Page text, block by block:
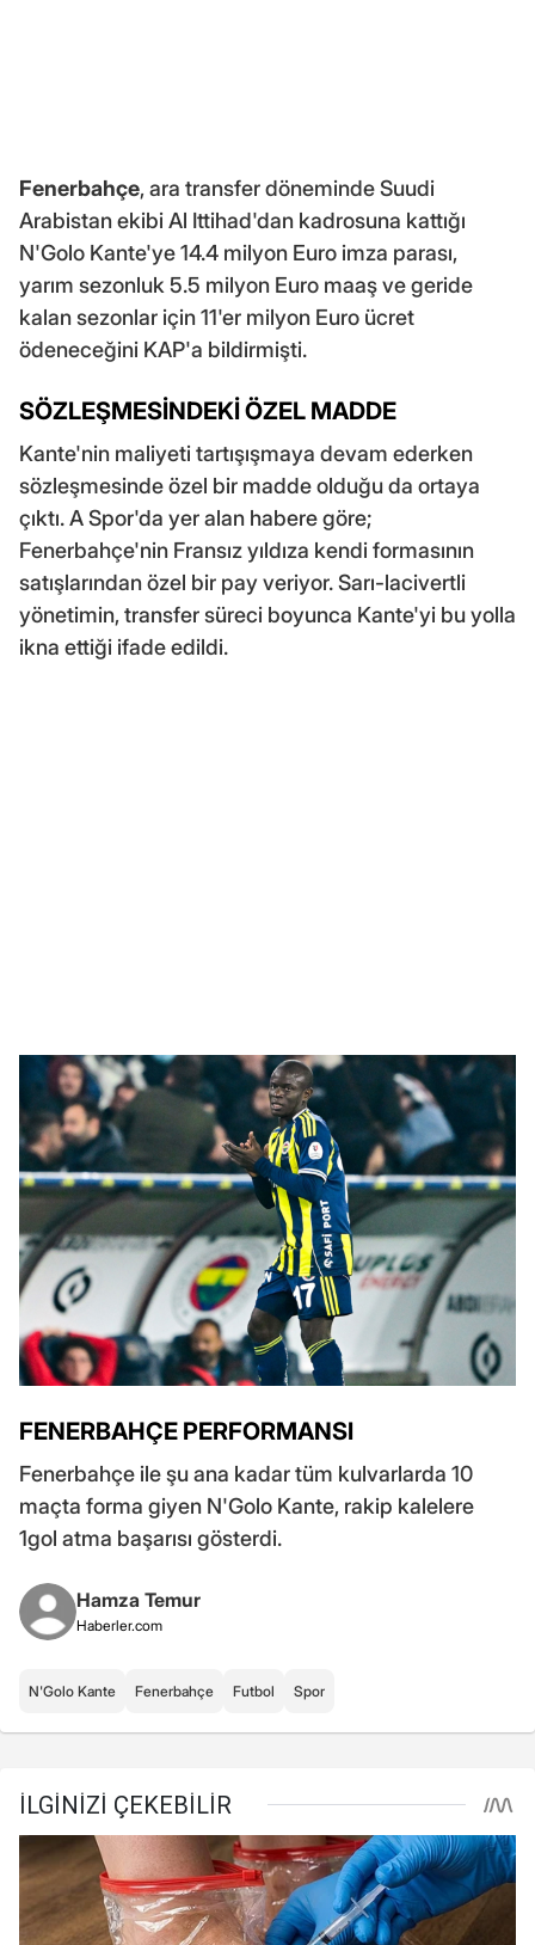
Fenerbahçe, ara transfer döneminde Suudi
Arabistan ekibi Al Ittihad'dan kadrosuna kattığı
N'Golo Kante'ye 14.4 milyon Euro imza parası,
yarım sezonluk 5.5 milyon Euro maaş ve geride
kalan sezonlar için 11'er milyon Euro ücret
ödeneceğini KAP'a bildirmişti.
SÖZLEŞMESİNDEKİ ÖZEL MADDE
Kante'nin maliyeti tartışışmaya devam ederken
sözleşmesinde özel bir madde olduğu da ortaya
çıktı. A Spor'da yer alan habere göre;
Fenerbahçe'nin Fransız yıldıza kendi formasının
satışlarından özel bir pay veriyor. Sarı-lacivertli
yönetimin, transfer süreci boyunca Kante'yi bu yolla
ikna ettiği ifade edildi.
FENERBAHÇE PERFORMANSI
Fenerbahçe ile şu ana kadar tüm kulvarlarda 10
maçta forma giyen N'Golo Kante, rakip kalelere
1gol atma başarısı gösterdi.
Hamza Temur
Haberler.com
N'Golo Kante Fenerbahçe Futbol Spor